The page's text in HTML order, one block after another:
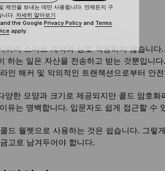
?
하며 스마트 계약과 상호 작용하지 않습니
하는 일은 자산을 전송하고 받는 것뿐입니
인 해커 및 악의적인 트랜잭션으로부터 안
한 모양과 크기로 제공되지만 콜드 암호
유는 명백합니다. 입문자도 쉽게 접근할 수
드 월렛으로 사용하는 것은 쉽습니다. 그렇
고로 남겨두어야 합니다.
제안을 보내는 데만 사용됩니다. 언제든지 구
다. 자세히 알아보기
the Google Privacy Policy and Terms
apply.